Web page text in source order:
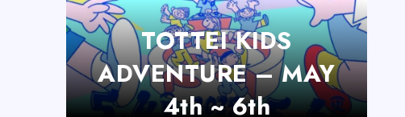
TOTTEI KIDS
ADVENTURE – MAY
4th ~ 6th